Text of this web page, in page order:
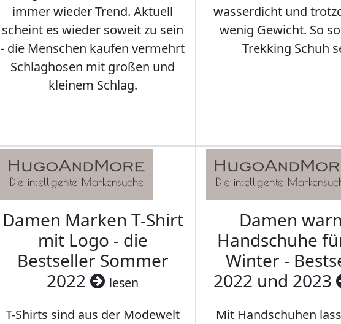
immer wieder Trend. Aktuell
scheint es wieder soweit zu sein
- die Menschen kaufen vermehrt
Schlaghosen mit großen und
kleinem Schlag.
wasserdicht und
wenig Gewicht. So
Trekking Schuh
Damen Marken T-Shirt
mit Logo - die
Bestseller Sommer
2022
lesen
T-Shirts sind aus der Modewelt
Damen
Handschuhe
Winter -
2022 und 2023
Mit Handschuhen